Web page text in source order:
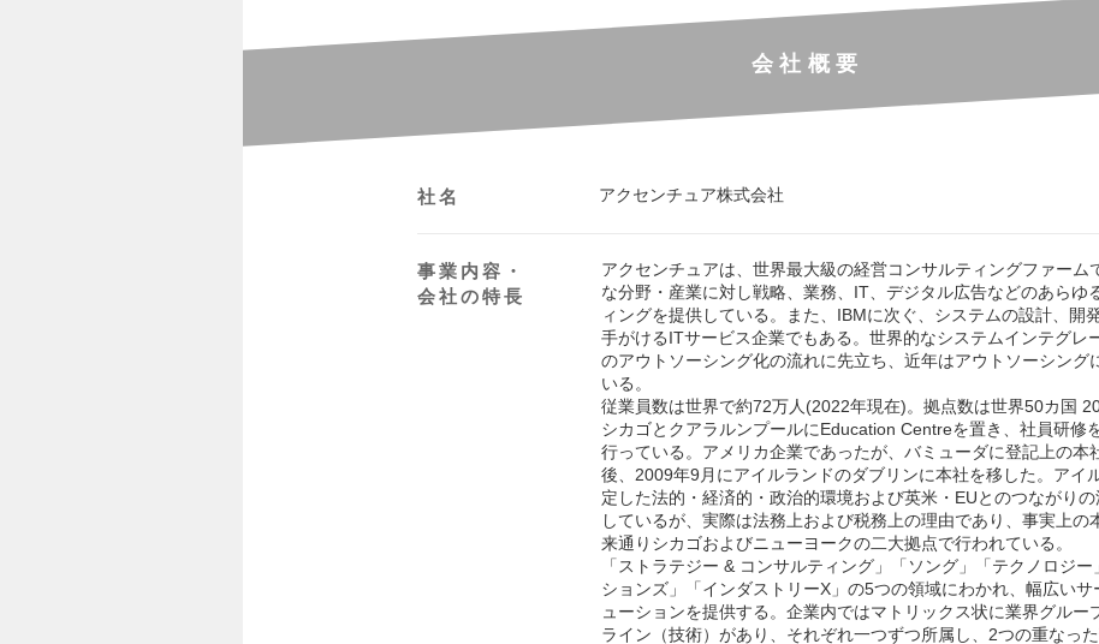
会社概要
社名 アクセンチュア株式会社
事業内容・
会社の特長
アクセンチュアは、世界最大級の経営コンサルティングファーム
な分野・産業に対し戦略、業務、IT、デジタル広告などのあらゆ
ィングを提供している。また、IBMに次ぐ、システムの設計、開
手がけるITサービス企業でもある。世界的なシステムインテグレ
のアウトソーシング化の流れに先立ち、近年はアウトソーシング
いる。
従業員数は世界で約72万人(2022年現在)。拠点数は世界50カ国
シカゴとクアラルンプールにEducation Centreを置き、社員研修
行っている。アメリカ企業であったが、バミューダに登記上の本
後、2009年9月にアイルランドのダブリンに本社を移した。アイ
定した法的・経済的・政治的環境および英米・EUとのつながりの
しているが、実際は法務上および税務上の理由であり、事実上の
来通りシカゴおよびニューヨークの二大拠点で行われている。
「ストラテジー & コンサルティング」「ソング」「テクノロジー
ションズ」「インダストリーX」の5つの領域にわかれ、幅広いサ
ューションを提供する。企業内ではマトリックス状に業界グルー
ライン（技術）があり、それぞれ一つずつ所属し、2つの重なっ